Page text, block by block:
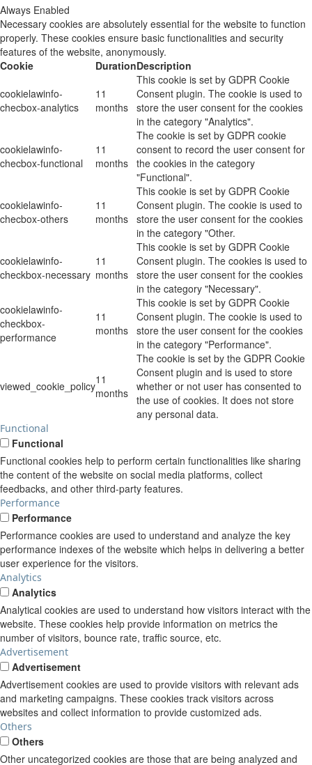
Always Enabled
Necessary cookies are absolutely essential for the website to function
properly. These cookies ensure basic functionalities and security
features of the website, anonymously.
Cookie
DurationDescription
cookielawinfo-
checbox-analytics
11
months
This cookie is set by GDPR Cookie
Consent plugin. The cookie is used to
store the user consent for the cookies
in the category "Analytics".
cookielawinfo-
checbox-functional
11
months
The cookie is set by GDPR cookie
consent to record the user consent for
the cookies in the category
"Functional".
cookielawinfo-
checbox-others
11
months
This cookie is set by GDPR Cookie
Consent plugin. The cookie is used to
store the user consent for the cookies
in the category "Other.
cookielawinfo-
checkbox-necessary
11
months
This cookie is set by GDPR Cookie
Consent plugin. The cookies is used to
store the user consent for the cookies
in the category "Necessary".
cookielawinfo-
checkbox-
performance
11
months
This cookie is set by GDPR Cookie
Consent plugin. The cookie is used to
store the user consent for the cookies
in the category "Performance".
viewed_cookie_policy11
months
The cookie is set by the GDPR Cookie
Consent plugin and is used to store
whether or not user has consented to
the use of cookies. It does not store
any personal data.
Functional
Functional
Functional cookies help to perform certain functionalities like sharing
the content of the website on social media platforms, collect
feedbacks, and other third-party features.
Performance
Performance
Performance cookies are used to understand and analyze the key
performance indexes of the website which helps in delivering a better
user experience for the visitors.
Analytics
Analytics
Analytical cookies are used to understand how visitors interact with the
website. These cookies help provide information on metrics the
number of visitors, bounce rate, traffic source, etc.
Advertisement
Advertisement
Advertisement cookies are used to provide visitors with relevant ads
and marketing campaigns. These cookies track visitors across
websites and collect information to provide customized ads.
Others
Others
Other uncategorized cookies are those that are being analyzed and